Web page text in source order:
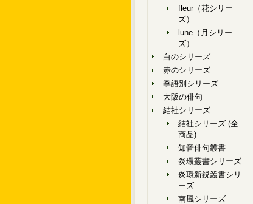
fleur（花シリー
ズ）
lune（月シリー
ズ）
白のシリーズ
赤のシリーズ
季語別シリーズ
大阪の俳句
結社シリーズ
結社シリーズ (全
商品)
知音俳句叢書
炎環叢書シリーズ
炎環新鋭叢書シリ
ーズ
南風シリーズ